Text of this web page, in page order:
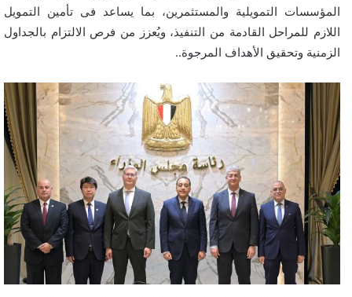
المؤسسات التمويلية والمستثمرين، بما يساعد فى تأمين التمويل
اللازم للمراحل القادمة من التنفيذ، ويُعزز من فرص الالتزام بالجداول
الزمنية وتحقيق الأهداف المرجوة..